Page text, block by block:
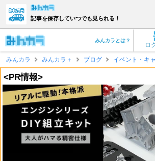
記事を保存していつでも見られる！
ロ
みんカラとは？
みんカラ みんカラ＋ ブログ イベント・キ
<PR情報>